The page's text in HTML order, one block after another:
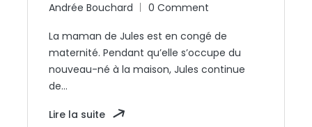
Andrée Bouchard 0 Comment
La maman de Jules est en congé de
maternité. Pendant qu’elle s’occupe du
nouveau-né à la maison, Jules continue
de…
Lire la suite